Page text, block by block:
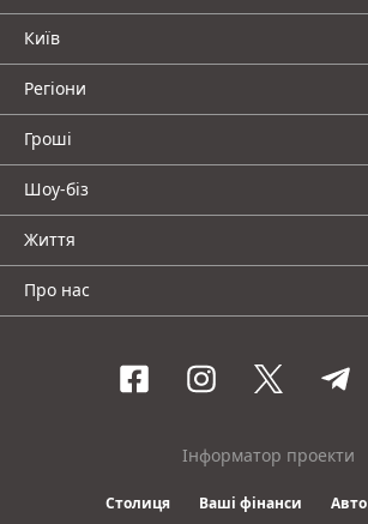
Київ
Регіони
Гроші
Шоу-біз
Життя
Про нас
Інформатор проекти
Столиця Ваші фінанси Авто